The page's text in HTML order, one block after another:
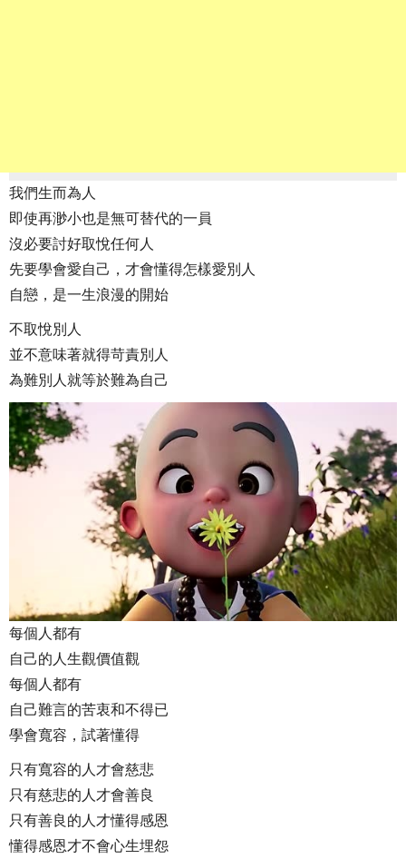
我們生而為人
即使再渺小也是無可替代的一員
沒必要討好取悅任何人
先要學會愛自己，才會懂得怎樣愛別人
自戀，是一生浪漫的開始
不取悅別人
並不意味著就得苛責別人
為難別人就等於難為自己
每個人都有
自己的人生觀價值觀
每個人都有
自己難言的苦衷和不得已
學會寬容，試著懂得
只有寬容的人才會慈悲
只有慈悲的人才會善良
只有善良的人才懂得感恩
懂得感恩才不會心生埋怨